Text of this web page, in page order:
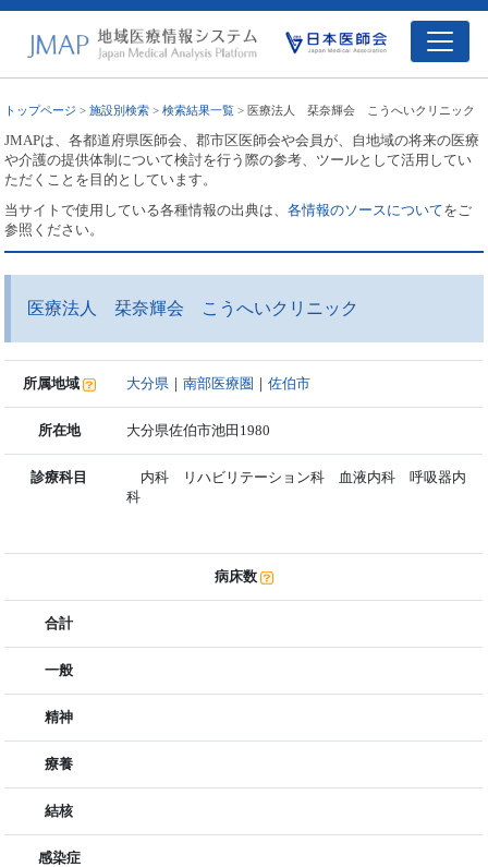
トップページ >施設別検索 >検索結果一覧 > 医療法人 栞奈輝会 こうへいクリニック
JMAPは、各都道府県医師会、郡市区医師会や会員が、自地域の将来の医療
や介護の提供体制について検討を行う際の参考、ツールとして活用してい
ただくことを目的としています。
当サイトで使用している各種情報の出典は、各情報のソースについてをご
参照ください。
医療法人 栞奈輝会 こうへいクリニック
所属地域 大分県 ｜南部医療圏 ｜佐伯市
所在地 大分県佐伯市池田1980
診療科目
内科 リハビリテーション科 血液内科 呼吸器内
科
病床数
合計
一般
精神
療養
結核
感染症